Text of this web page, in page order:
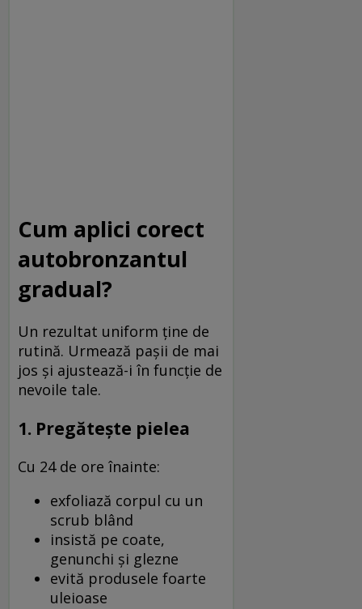
Cum aplici corect
autobronzantul
gradual?
Un rezultat uniform ține de
rutină. Urmează pașii de mai
jos și ajustează-i în funcție de
nevoile tale.
1. Pregătește pielea
Cu 24 de ore înainte:
exfoliază corpul cu un
scrub blând
insistă pe coate,
genunchi și glezne
evită produsele foarte
uleioase